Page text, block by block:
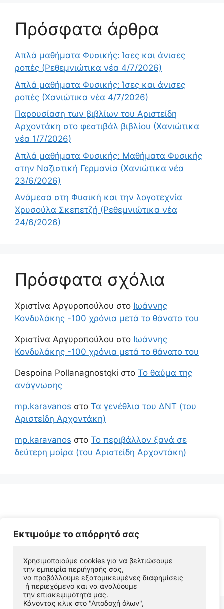
Εκτιμούμε το απόρρητό σας
Χρησιμοποιούμε cookies για να βελτιώσουμε
την εμπειρία περιήγησής σας,
να προβάλλουμε εξατομικευμένες διαφημίσεις
ή περιεχόμενο και να αναλύουμε
την επισκεψιμότητά μας.
Κάνοντας κλικ στο "Αποδοχή όλων",
Πρόσφατα άρθρα
Απλά μαθήματα Φυσικής: Ίσες και άνισες
ροπές (Ρεθεμνιώτικα νέα 4/7/2026)
Απλά μαθήματα Φυσικής: Ίσες και άνισες
ροπές (Χανιώτικα νέα 4/7/2026)
Παρουσίαση των βιβλίων του Αριστείδη
Αρχοντάκη στο φεστιβάλ βιβλίου (Χανιώτικα
νέα 1/7/2026)
Απλά μαθήματα Φυσικής: Μαθήματα Φυσικής
στην Ναζιστική Γερμανία (Χανιώτικα νέα
23/6/2026)
Ανάμεσα στη Φυσική και την λογοτεχνία
Χρυσούλα Σκεπετζή (Ρεθεμνιώτικα νέα
24/6/2026)
Πρόσφατα σχόλια
Χριστίνα Αργυροπούλου στο Ιωάννης
Κονδυλάκης -100 χρόνια μετά το θάνατο του
Χριστίνα Αργυροπούλου στο Ιωάννης
Κονδυλάκης -100 χρόνια μετά το θάνατο του
Despoina Pollanagnostqki στο Το θαύμα της
ανάγνωσης
mp.karavanos στο Τα γενέθλια του ΔΝΤ (του
Αριστείδη Αρχοντάκη)
mp.karavanos στο Το περιβάλλον ξανά σε
δεύτερη μοίρα (του Αριστείδη Αρχοντάκη)
© 2026 Αριστείδης Αρχοντάκης Φυσικός Συγγραφέας
• Φτιαγμένο μεGeneratePress